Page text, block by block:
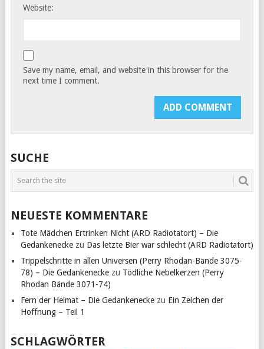
Website:
Save my name, email, and website in this browser for the
next time I comment.
SUCHE
NEUESTE KOMMENTARE
Tote Mädchen Ertrinken Nicht (ARD Radiotatort) – Die
Gedankeneckezu Das letzte Bier war schlecht (ARD Radiotatort)
Trippelschritte in allen Universen (Perry Rhodan-Bände 3075-
78) – Die Gedankeneckezu Tödliche Nebelkerzen (Perry
Rhodan Bände 3071-74)
Fern der Heimat – Die Gedankeneckezu Ein Zeichen der
Hoffnung – Teil 1
SCHLAGWÖRTER